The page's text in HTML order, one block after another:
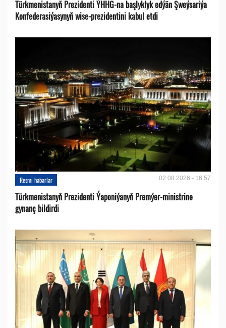
Türkmenistanyň Prezidenti ÝHHG-na başlyklyk edýän Şweýsariýa
Konfederasiýasynyň wise-prezidentini kabul etdi
Resmi habarlar 02.08.2026 - 16:57
Türkmenistanyň Prezidenti Ýaponiýanyň Premýer-ministrine
gynanç bildirdi